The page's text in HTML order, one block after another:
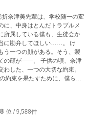
奈津美先輩は、学校随一の変
に、中身はとんだトラブルメ
所属している僕も、生徒会か
勘弁してほしい……。 け
う一つの顔がある。そう、製
子供の頃、奈津
した、一つの大切な約束。
約束を果たすために、僕らは
かな約束をめぐる物語。
位 / 9,588件